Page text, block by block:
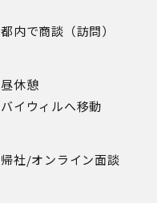
都内で商談（訪問）
昼休憩
バイウィルへ移動
帰社/オンライン面談